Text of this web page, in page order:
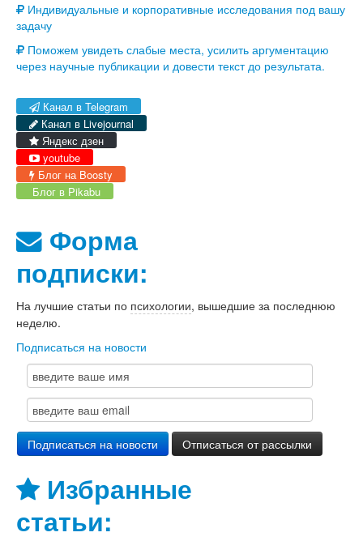
Индивидуальные и корпоративные исследования под вашу
задачу
Поможем увидеть слабые места, усилить аргументацию
через научные публикации и довести текст до результата.
Канал в Telegram
Канал в Livejournal
Яндекс дзен
youtube
Блог на Boosty
Блог в Pikabu
Форма
подписки:
На лучшие статьи по психологии, вышедшие за последнюю
неделю.
Подписаться на новости
Избранные
статьи: